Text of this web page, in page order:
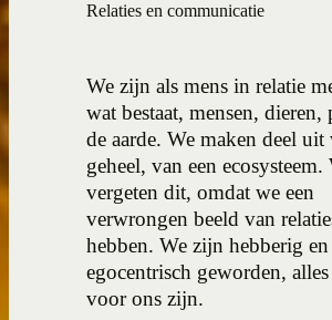
Relaties en communicatie
We zijn als mens in relatie
wat bestaat, mensen, dieren,
de aarde. We maken deel uit
geheel, van een ecosysteem.
vergeten dit, omdat we een
verwrongen beeld van
hebben. We zijn hebberig en
egocentrisch geworden,
voor ons zijn.